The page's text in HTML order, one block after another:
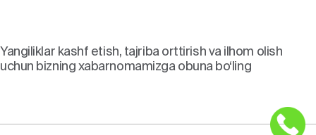
Yangiliklar kashf etish, tajriba orttirish va ilhom olish
uchun bizning xabarnomamizga obuna bo‘ling